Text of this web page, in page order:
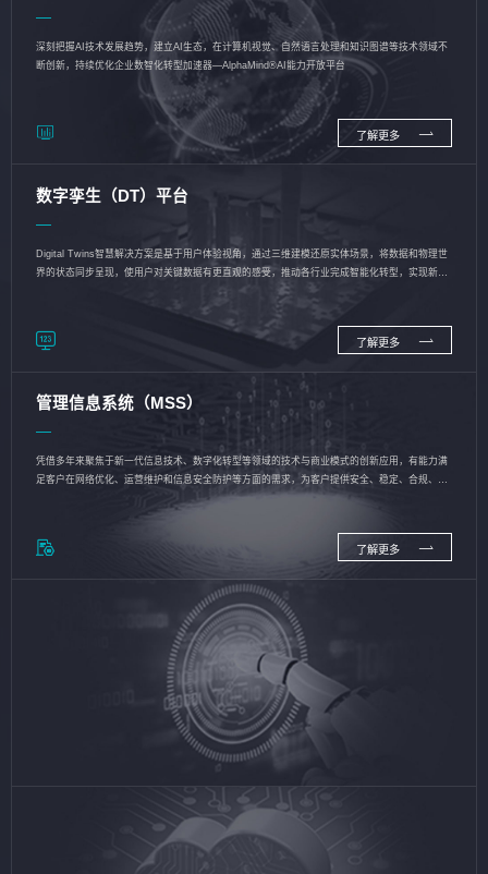
深刻把握AI技术发展趋势，建立AI生态，在计算机视觉、自然语言处理和知识图谱等技术领域不
断创新，持续优化企业数智化转型加速器—AlphaMind®AI能力开放平台
了解更多
数字孪生（DT）平台
Digital Twins智慧解决方案是基于用户体验视角，通过三维建模还原实体场景，将数据和物理世
界的状态同步呈现，使用户对关键数据有更直观的感受，推动各行业完成智能化转型，实现新旧
了解更多
管理信息系统（MSS）
凭借多年来聚焦于新一代信息技术、数字化转型等领域的技术与商业模式的创新应用，有能力满
足客户在网络优化、运营维护和信息安全防护等方面的需求，为客户提供安全、稳定、合规、持
了解更多